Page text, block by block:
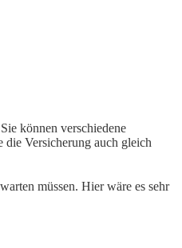
können verschiedene
Versicherung auch gleich
müssen. Hier wäre es sehr